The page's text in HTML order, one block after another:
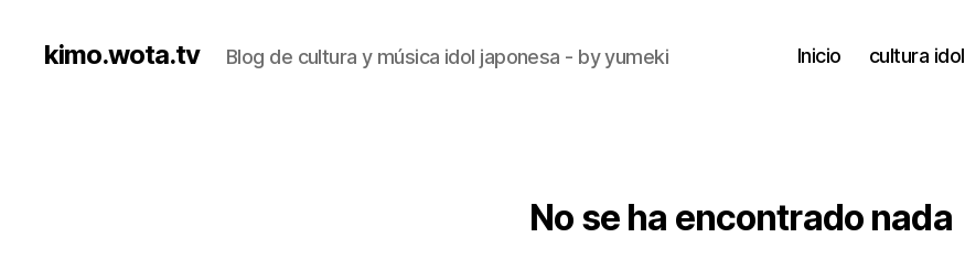
kimo.wota.tv Blog de cultura y música idol japonesa - by yumeki Inicio cultura idol
No se ha encontrado nada